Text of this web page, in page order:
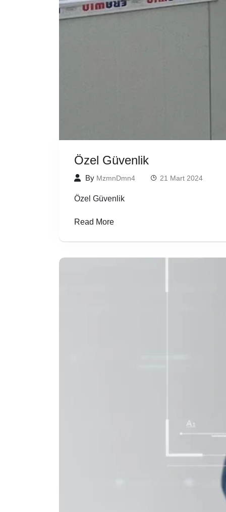
Özel Güvenlik
By MzmnDmn4 21 Mart 2024
Özel Güvenlik
Read More